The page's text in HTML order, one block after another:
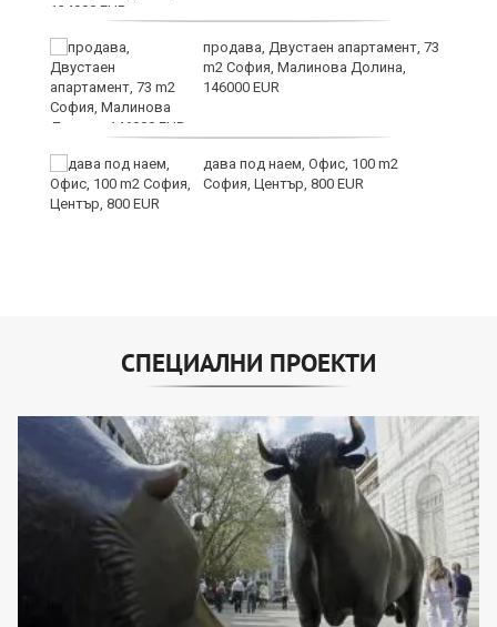
продава, Двустаен апартамент, 73
m2 София, Малинова Долина,
146000 EUR
дава под наем, Офис, 100 m2
София, Център, 800 EUR
СПЕЦИАЛНИ ПРОЕКТИ